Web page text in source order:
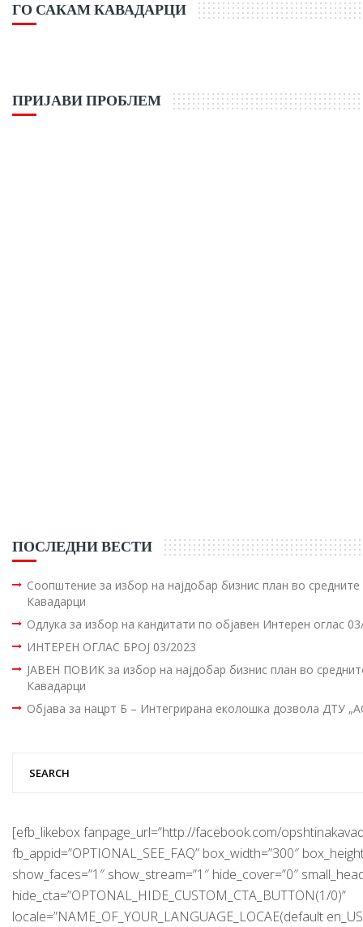
ГО САКАМ КАВАДАРЦИ
ПРИЈАВИ ПРОБЛЕМ
ПОСЛЕДНИ ВЕСТИ
Соопштение за избор на најдобар бизнис план во
Кавадарци
Одлука за избор на кандитати по објавен Интерен оглас
ИНТЕРЕН ОГЛАС БРОЈ 03/2023
ЈАВЕН ПОВИК за избор на најдобар бизнис план во
Кавадарци
Објава за нацрт Б – Интегрирана еколошка дозвола ДТУ
[efb_likebox fanpage_url=”http://facebook.com/
fb_appid=”OPTIONAL_SEE_FAQ” box_width=”300″
show_faces=”1″ show_stream=”1″ hide_cover=”0″
hide_cta=”OPTONAL_HIDE_CUSTOM_CTA_BUTTON(1/0)”
locale=”NAME_OF_YOUR_LANGUAGE_LOCAE(default